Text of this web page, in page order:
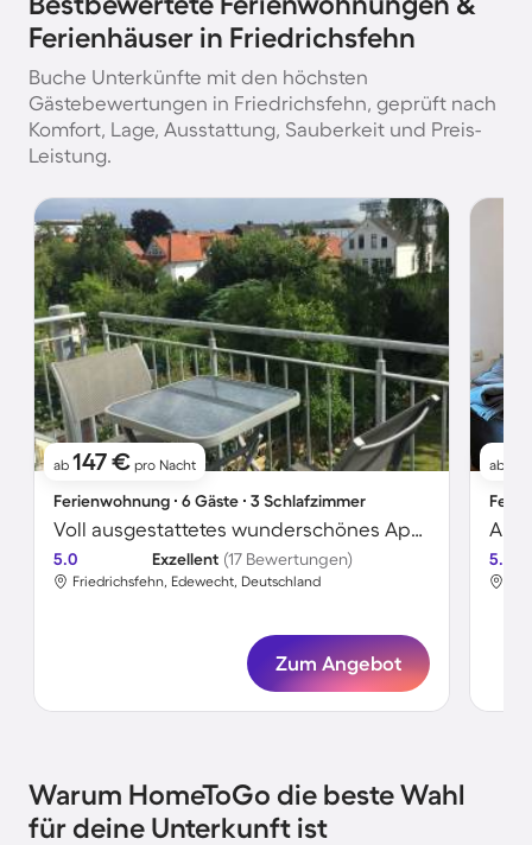
Ferienhäuser in Friedrichsfehn
Buche Unterkünfte mit den höchsten
Gästebewertungen in Friedrichsfehn, geprüft nach
Komfort, Lage, Ausstattung, Sauberkeit und Preis-
Leistung.
ab 147 € pro Nacht
Ferienwohnung ∙ 6 Gäste ∙ 3 Schlafzimmer
Voll ausgestattetes wunderschönes Apartment | Stadtblick
5.0 Exzellent (17 Bewertungen)
Friedrichsfehn, Edewecht, Deutschland
Zum Angebot
ab
5.0
Warum HomeToGo die beste Wahl
für deine Unterkunft ist